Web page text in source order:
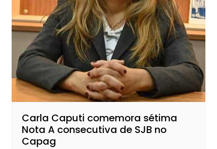
Carla Caputi comemora sétima
Nota A consecutiva de SJB no
Capag